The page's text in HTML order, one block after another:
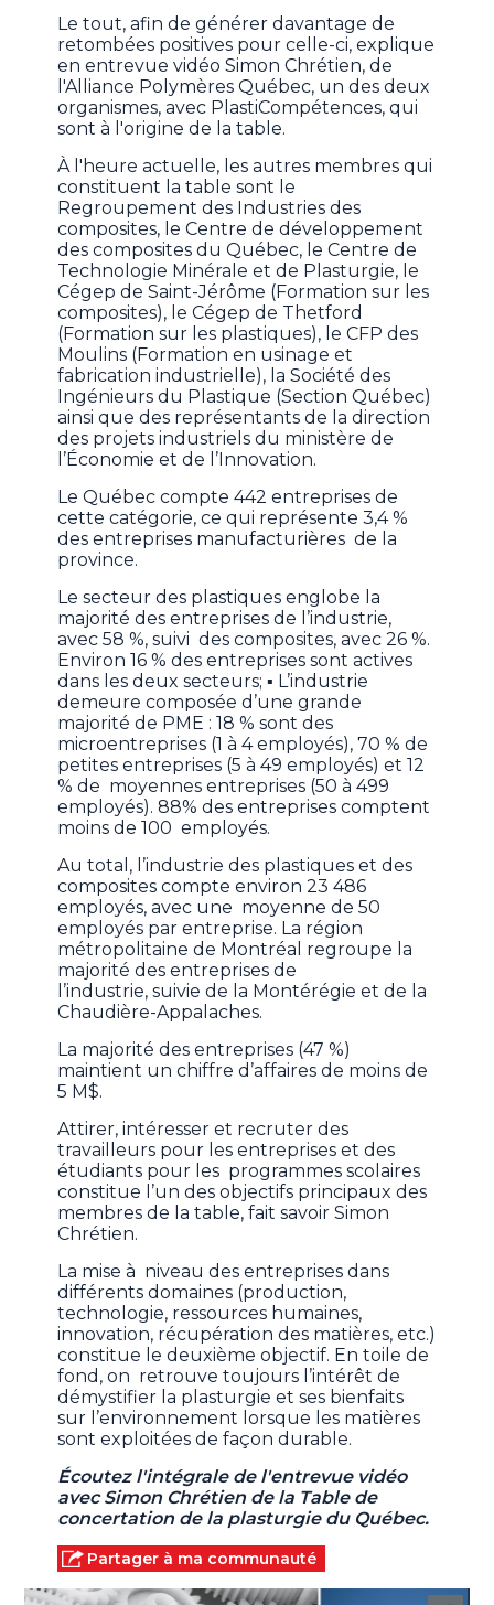
Le tout, afin de générer davantage de
retombées positives pour celle-ci, explique
en entrevue vidéo Simon Chrétien, de
l'Alliance Polymères Québec, un des deux
organismes, avec PlastiCompétences, qui
sont à l'origine de la table.
À l'heure actuelle, les autres membres qui
constituent la table sont le
Regroupement des Industries des
composites, le Centre de développement
des composites du Québec, le Centre de
Technologie Minérale et de Plasturgie, le
Cégep de Saint-Jérôme (Formation sur les
composites), le Cégep de Thetford
(Formation sur les plastiques), le CFP des
Moulins (Formation en usinage et
fabrication industrielle), la Société des
Ingénieurs du Plastique (Section Québec)
ainsi que des représentants de la direction
des projets industriels du ministère de
l’Économie et de l’Innovation.
Le Québec compte 442 entreprises de
cette catégorie, ce qui représente 3,4 %
des entreprises manufacturières de la
province.
Le secteur des plastiques englobe la
majorité des entreprises de l’industrie,
avec 58 %, suivi des composites, avec 26 %.
Environ 16 % des entreprises sont actives
dans les deux secteurs; ▪ L’industrie
demeure composée d’une grande
majorité de PME : 18 % sont des
microentreprises (1 à 4 employés), 70 % de
petites entreprises (5 à 49 employés) et 12
% de moyennes entreprises (50 à 499
employés). 88% des entreprises comptent
moins de 100 employés.
Au total, l’industrie des plastiques et des
composites compte environ 23 486
employés, avec une moyenne de 50
employés par entreprise. La région
métropolitaine de Montréal regroupe la
majorité des entreprises de
l’industrie, suivie de la Montérégie et de la
Chaudière-Appalaches.
La majorité des entreprises (47 %)
maintient un chiffre d’affaires de moins de
5 M$.
Attirer, intéresser et recruter des
travailleurs pour les entreprises et des
étudiants pour les programmes scolaires
constitue l’un des objectifs principaux des
membres de la table, fait savoir Simon
Chrétien.
La mise à niveau des entreprises dans
différents domaines (production,
technologie, ressources humaines,
innovation, récupération des matières, etc.)
constitue le deuxième objectif. En toile de
fond, on retrouve toujours l’intérêt de
démystifier la plasturgie et ses bienfaits
sur l’environnement lorsque les matières
sont exploitées de façon durable.
Écoutez l'intégrale de l'entrevue vidéo
avec Simon Chrétien de la Table de
concertation de la plasturgie du Québec.
Partager à ma communauté